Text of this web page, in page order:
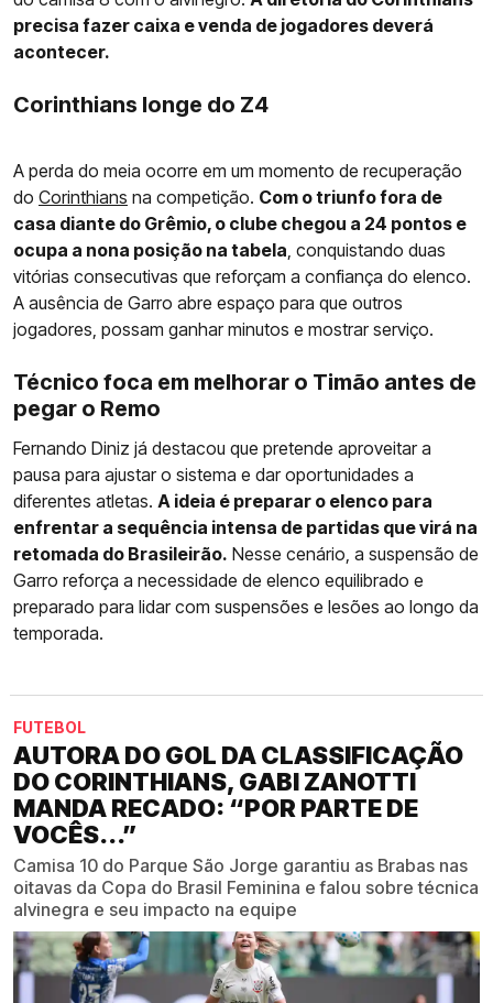
precisa fazer caixa e venda de jogadores deverá
acontecer.
Corinthians longe do Z4
A perda do meia ocorre em um momento de recuperação
do Corinthians na competição. Com o triunfo fora de
casa diante do Grêmio, o clube chegou a 24 pontos e
ocupa a nona posição na tabela , conquistando duas
vitórias consecutivas que reforçam a confiança do elenco.
A ausência de Garro abre espaço para que outros
jogadores, possam ganhar minutos e mostrar serviço.
Técnico foca em melhorar o Timão antes de
pegar o Remo
Fernando Diniz já destacou que pretende aproveitar a
pausa para ajustar o sistema e dar oportunidades a
diferentes atletas. A ideia é preparar o elenco para
enfrentar a sequência intensa de partidas que virá na
retomada do Brasileirão. Nesse cenário, a suspensão de
Garro reforça a necessidade de elenco equilibrado e
preparado para lidar com suspensões e lesões ao longo da
temporada.
FUTEBOL
AUTORA DO GOL DA CLASSIFICAÇÃO
DO CORINTHIANS, GABI ZANOTTI
MANDA RECADO: “POR PARTE DE
VOCÊS...”
Camisa 10 do Parque São Jorge garantiu as Brabas nas
oitavas da Copa do Brasil Feminina e falou sobre técnica
alvinegra e seu impacto na equipe